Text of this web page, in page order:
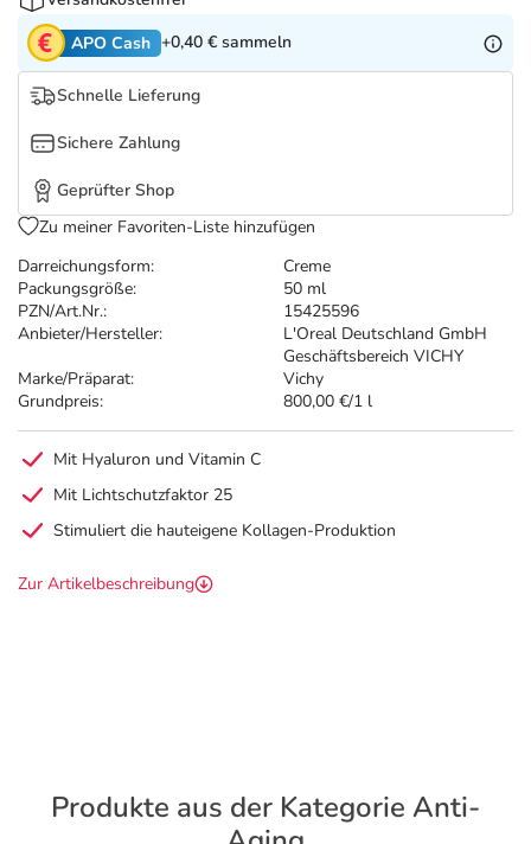
Tierapotheke
Vitamine & Mineralstoffe
Marken
Salus Deals
Darreichungsform:
Creme
Packungsgröße:
50 ml
PZN/Art.Nr.:
15425596
Anbieter/Hersteller:
L'Oreal Deutschland GmbH
Geschäftsbereich VICHY
Marke/Präparat:
Vichy
Grundpreis:
800,00 €/1 l
APO Cash +0,40 € sammeln
Schnelle Lieferung
Sichere Zahlung
Geprüfter Shop
Zu meiner Favoriten-Liste hinzufügen
Mit Hyaluron und Vitamin C
Mit Lichtschutzfaktor 25
Stimuliert die hauteigene Kollagen-Produktion
Zur Artikelbeschreibung
Produkte aus der Kategorie Anti-